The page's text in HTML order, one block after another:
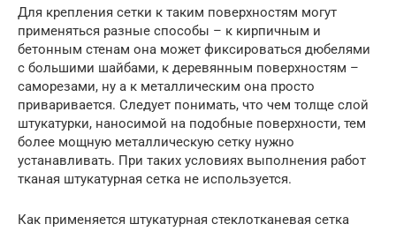
Для крепления сетки к таким поверхностям могут
применяться разные способы – к кирпичным и
бетонным стенам она может фиксироваться дюбелями
с большими шайбами, к деревянным поверхностям –
саморезами, ну а к металлическим она просто
приваривается. Следует понимать, что чем толще слой
штукатурки, наносимой на подобные поверхности, тем
более мощную металлическую сетку нужно
устанавливать. При таких условиях выполнения работ
тканая штукатурная сетка не используется.
Как применяется штукатурная стеклотканевая сетка